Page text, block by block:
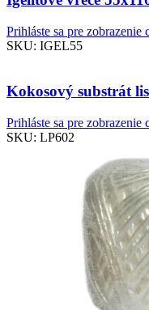
Prihláste sa pre zobrazenie
SKU: IGEL55
Kokosový substrát
Prihláste sa pre zobrazenie
SKU: LP602